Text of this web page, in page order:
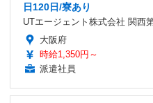
日120日/寮あり
UTエージェント株式会社 関西
大阪府
時給1,350円～
派遣社員